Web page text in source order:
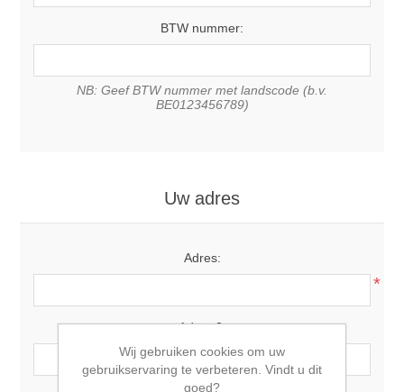
BTW nummer:
NB: Geef BTW nummer met landscode (b.v.
BE0123456789)
Uw adres
Adres:
*
Adres 2:
Wij gebruiken cookies om uw
gebruikservaring te verbeteren. Vindt u dit
goed?